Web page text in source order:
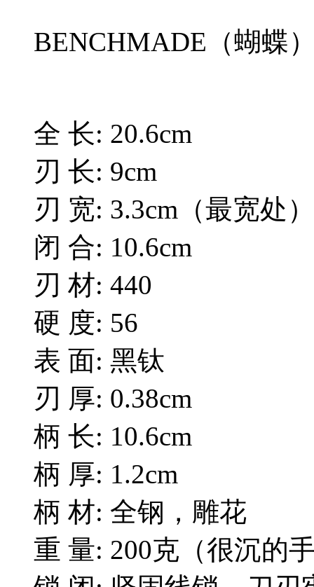
BENCHMADE（蝴蝶
全 长: 20.6cm
刃 长: 9cm
刃 宽: 3.3cm（最宽处）
闭 合: 10.6cm
刃 材: 440
硬 度: 56
表 面: 黑钛
刃 厚: 0.38cm
柄 长: 10.6cm
柄 厚: 1.2cm
柄 材: 全钢，雕花
重 量: 200克（很沉的